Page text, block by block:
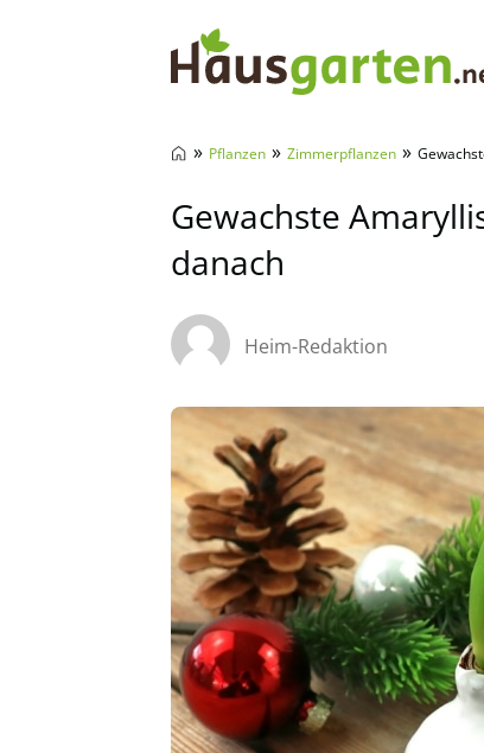
» Pflanzen » Zimmerpflanzen »
Gewachste
danach
Heim-Redaktion